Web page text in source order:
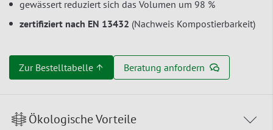
gewässert reduziert sich das Volumen um 98 %
zertifiziert nach EN 13432 (Nachweis Kompostierbarkeit)
Zur Bestelltabelle ↑ Beratung anfordern
Ökologische Vorteile